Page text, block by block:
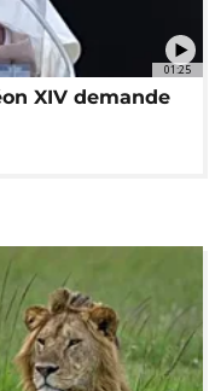
01:25
XIV demande